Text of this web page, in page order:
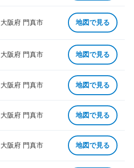
大阪府 門真市 地図で見る
大阪府 門真市 地図で見る
大阪府 門真市 地図で見る
大阪府 門真市 地図で見る
大阪府 門真市 地図で見る